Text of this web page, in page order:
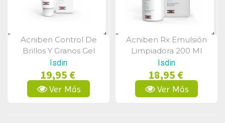
Vista Rápida
Acniben Control De
Brillos Y Granos Gel
Crema 40 Ml
Isdin
19,95 €
Ver Más
Vista Rápida
Acniben Rx Emulsión
Limpiadora 200 Ml
Isdin
18,95 €
Ver Más